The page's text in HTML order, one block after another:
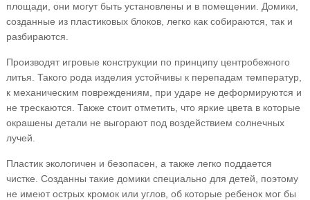
площади, они могут быть установлены и в помещении. Домики,
созданные из пластиковых блоков, легко как собираются, так и
разбираются.
Производят игровые конструкции по принципу центробежного
литья. Такого рода изделия устойчивы к перепадам температур,
к механическим повреждениям, при ударе не деформируются и
не трескаются. Также стоит отметить, что яркие цвета в которые
окрашены детали не выгорают под воздействием солнечных
лучей.
Пластик экологичен и безопасен, а также легко поддается
чистке. Созданны такие домики специально для детей, поэтому
не имеют острых кромок или углов, об которые ребенок мог бы